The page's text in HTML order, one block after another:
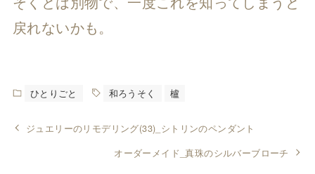
戻れないかも。
ひとりごと 和ろうそく 櫨
ジュエリーのリモデリング(33)_シトリンのペンダント
オーダーメイド_真珠のシルバーブローチ